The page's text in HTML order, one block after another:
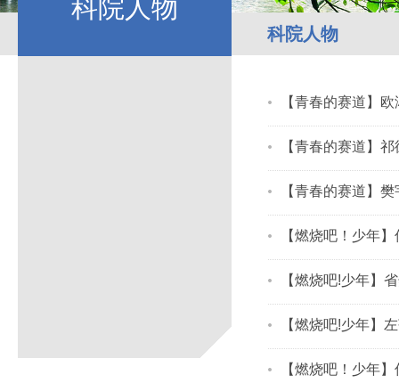
科院人物
科院人物
【青春的赛道】
【青春的赛道】
【青春的赛道】
【燃烧吧！少年
【燃烧吧!少年】
【燃烧吧!少年】
【燃烧吧！少年